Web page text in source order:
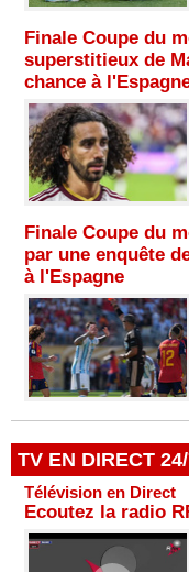
Finale Coupe du
superstitieux de
chance à
Finale Coupe du
par une enquête
à l'Espagne
TV EN DIRECT
Télévision en Direct
Ecoutez la radio